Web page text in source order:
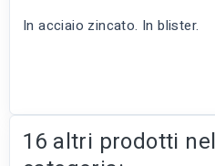
In acciaio zincato. In blister.
16 altri prodotti